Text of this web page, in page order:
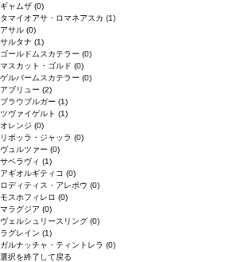
ギャムザ (0)
タマイオアサ・ロマネアスカ (1)
アサル (0)
サルタナ (1)
ゴールドムスカテラー (0)
マスカット・ゴルド (0)
ゲルバームスカテラー (0)
アブリュー (2)
ブラウブルガー (1)
ツヴァイゲルト (1)
オレンジ (0)
リボッラ・ジャッラ (0)
ヴュルツァー (0)
サペラヴィ (1)
アギオルギティコ (0)
ロディティス・アレポウ (0)
モスホフィレロ (0)
マラグジア (0)
ヴェルシュリースリング (0)
ラグレイン (1)
ガルナッチャ・ティントレラ (0)
選択を終了して戻る